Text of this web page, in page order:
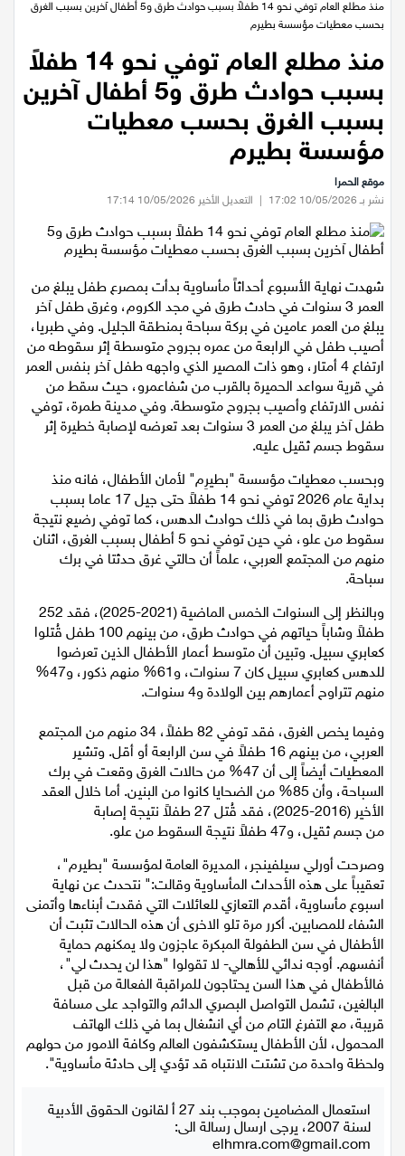
عيلبون
دير حنا
سخنين
عرابة
اخبار عالمية
رياضة
رياضة محلية
رياضة عالمية
تقارير خاصة
اقتصاد
مقالات
مطبخ
صحة وطب
مجلة الحمرا
جمال وازياء
تكنولوجيا
فن
ستوديو انتخابات 2022
الرئيسية / اخبار محلية
/
منذ مطلع العام توفي نحو 14 طفلاً
بسبب حوادث طرق و5 أطفال آخرين
بسبب الغرق بحسب معطيات
مؤسسة بطيرم
موقع الحمرا
شهدت نهاية الأسبوع أحداثاً مأساوية بدأت بمصرع طفل يبلغ من
العمر 3 سنوات في حادث طرق في مجد الكروم، وغرق طفل آخر
يبلغ من العمر عامين في بركة سباحة بمنطقة الجليل. وفي طبريا،
أصيب طفل في الرابعة من عمره بجروح متوسطة إثر سقوطه من
ارتفاع 4 أمتار، وهو ذات المصير الذي واجهه طفل آخر بنفس العمر
في قرية سواعد الحميرة بالقرب من شفاعمرو، حيث سقط من
نفس الارتفاع وأصيب بجروح متوسطة. وفي مدينة طمرة، توفي
وبحسب معطيات مؤسسة "بطيرِم" لأمان الأطفال، فانه منذ
بداية عام 2026 توفي نحو 14 طفلاً حتى جيل 17 عاما بسبب
حوادث طرق بما في ذلك حوادث الدهس، كما توفي رضيع نتيجة
سقوط من علو، في حين توفي نحو 5 أطفال بسبب الغرق، اثنان
منهم من المجتمع العربي، علماً أن حالتي غرق حدثتا في برك
وبالنظر إلى السنوات الخمس الماضية (2021-2025)، فقد 252
طفلاً وشاباً حياتهم في حوادث طرق، من بينهم 100 طفل قُتلوا
كعابري سبيل. وتبين أن متوسط أعمار الأطفال الذين تعرضوا
وفيما يخص الغرق، فقد توفي 82 طفلاً، 34 منهم من المجتمع
العربي، من بينهم 16 طفلاً في سن الرابعة أو أقل. وتشير
المعطيات أيضاً إلى أن 47% من حالات الغرق وقعت في برك
السباحة، وأن 85% من الضحايا كانوا من البنين. أما خلال العقد
الأخير (2016-2025)، فقد قُتل 27 طفلاً نتيجة إصابة
وصرحت أورلي سيلفينجر، المديرة العامة لمؤسسة "بطيرم"،
تعقيباً على هذه الأحداث المأساوية وقالت:" نتحدث عن نهاية
اسبوع مأساوية، أقدم التعازي للعائلات التي فقدت أبناءها وأتمنى
الشفاء للمصابين. أكرر مرة تلو الاخرى أن هذه الحالات تثبت أن
الأطفال في سن الطفولة المبكرة عاجزون ولا يمكنهم حماية
أنفسهم. أوجه ندائي للأهالي- لا تقولوا "هذا لن يحدث لي"،
فالأطفال في هذا السن يحتاجون للمراقبة الفعالة من قبل
البالغين، تشمل التواصل البصري الدائم والتواجد على مسافة
قريبة، مع التفرغ التام من أي انشغال بما في ذلك الهاتف
المحمول، لأن الأطفال يستكشفون العالم وكافة الامور من حولهم
استعمال المضامين بموجب بند 27 أ لقانون الحقوق الأدبية
لسنة 2007، يرجى ارسال رسالة الى: